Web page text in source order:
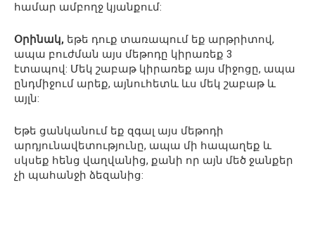
համար ամբողջ կյանքում:
Օրինակ, եթե դուք տառապում եք արթրիտով,
ապա բուժման այս մեթոդը կիրառեք 3
էտապով: Մեկ շաբաթ կիրառեք այս միջոցը, ապա
ընդմիջում արեք, այնուհետև ևս մեկ շաբաթ և
այլն:
Եթե ցանկանում եք զգալ այս մեթոդի
արդյունավետությունը, ապա մի հապաղեք և
սկսեք հենց վաղվանից, քանի որ այն մեծ ջանքեր
չի պահանջի ձեզանից: